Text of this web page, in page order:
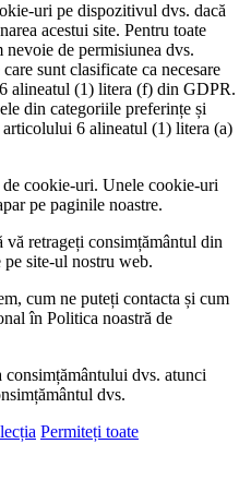
uri pe dispozitivul dvs. dacă
acestui site. Pentru toate
de permisiunea dvs.
sunt clasificate ca necesare
alineatul (1) litera (f) din GDPR.
din categoriile preferințe și
6 alineatul (1) litera (a)
cookie-uri. Unele cookie-uri
pe paginile noastre.
vă retrageți consimțământul din
site-ul nostru web.
cum ne puteți contacta și cum
în Politica noastră de
dvs. atunci
dvs.
Permiteți toate